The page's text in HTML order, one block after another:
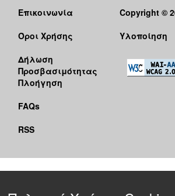
Επικοινωνία
Όροι Χρήσης
Δήλωση
Προσβασιμότητας
Πλοήγηση
FAQs
RSS
Copyright ©
Υλοποίηση